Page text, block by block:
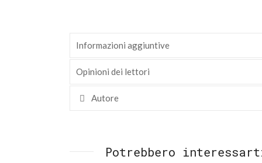
Informazioni aggiuntive
Opinioni dei lettori
Autore
Potrebbero